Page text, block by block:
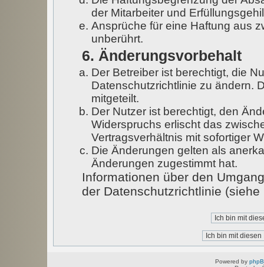
der Mitarbeiter und
Ansprüche für eine Haftung aus
unberührt.
6. Änderungsvorbehalt
Der Betreiber ist berechtigt, die
Datenschutzrichtlinie zu ändern.
mitgeteilt.
Der Nutzer ist berechtigt, den
Widerspruchs erlischt das
Vertragsverhältnis mit sofortiger
Die Änderungen gelten als
Änderungen zugestimmt hat.
Informationen über den
der Datenschutzrichtlinie
Powered by